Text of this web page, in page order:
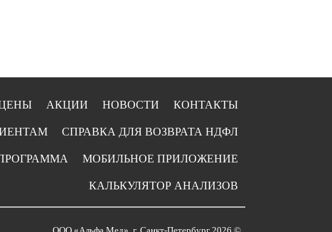
КОНТАКТЫ
НОВОСТИ
АКЦИИ
СПРАВКА ДЛЯ ВОЗВРАТА НДФЛ
МОБИЛЬНОЕ ПРИЛОЖЕНИЕ
КАЛЬКУЛЯТОР АНАЛИЗОВ